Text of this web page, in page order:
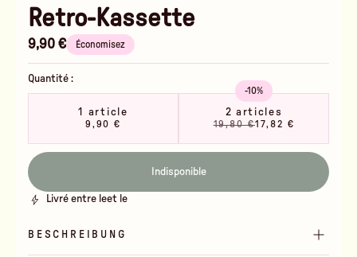
Retro-Kassette
9,90 € Économisez
Quantité :
1 article
9,90 €
-10%
2 articles
19,80 €17,82 €
Indisponible
Livré entre leet le
BESCHREIBUNG